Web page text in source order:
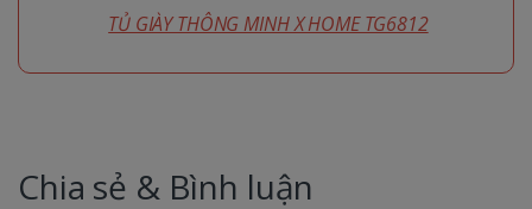
TỦ GIÀY THÔNG MINH X HOME TG6812
Chia sẻ & Bình luận